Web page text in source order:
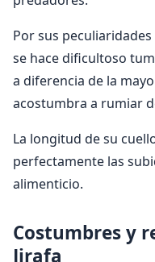
Por sus
se hace dificultoso
a diferencia de la
acostumbra a rumiar
La longitud de su
perfectamente las
alimenticio.
Costumbres y
Jirafa